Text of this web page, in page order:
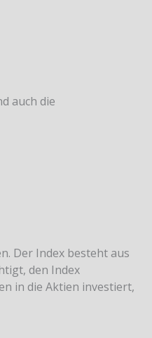
auch die
Der Index besteht aus
den Index
in die Aktien investiert,